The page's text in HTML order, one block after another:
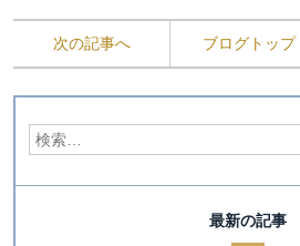
次の記事へ ブログトップ
最新の記事